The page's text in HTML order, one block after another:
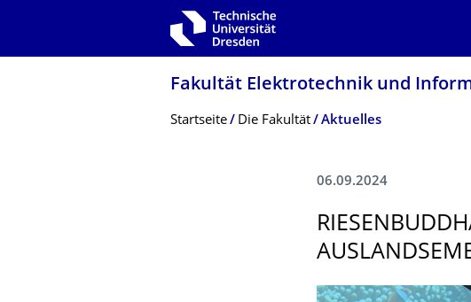
Zur Hauptnavigation springen
Fakultät Elektrotechnik und
Breadcrumb-Menü
Startseite Die Fakultät Aktuelles
06.09.2024